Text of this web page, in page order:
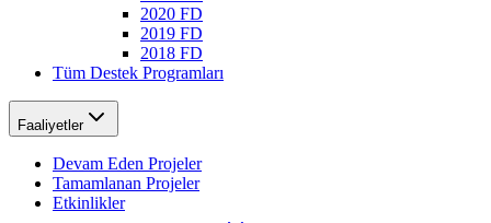
2020 FD
2019 FD
2018 FD
Tüm Destek Programları
Faaliyetler
Devam Eden Projeler
Tamamlanan Projeler
Etkinlikler